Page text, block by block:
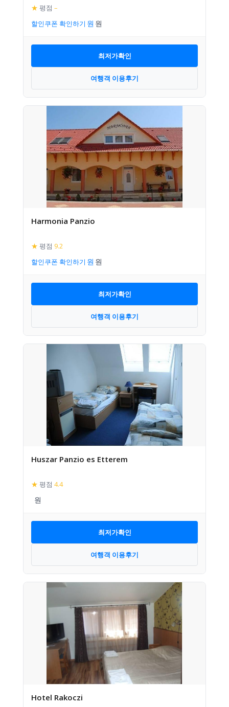
★ 평점 –
할인쿠폰 확인하기
최저가확인
여행객 이용후기
Harmonia Panzio
★ 평점 9.2
할인쿠폰 확인하기
최저가확인
여행객 이용후기
Huszar Panzio es Etterem
★ 평점 4.4
최저가확인
여행객 이용후기
Hotel Rakoczi